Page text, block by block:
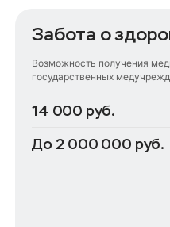
Забота о
Возможность получения
государственных
14 000 руб.
До 2 000 000 руб.